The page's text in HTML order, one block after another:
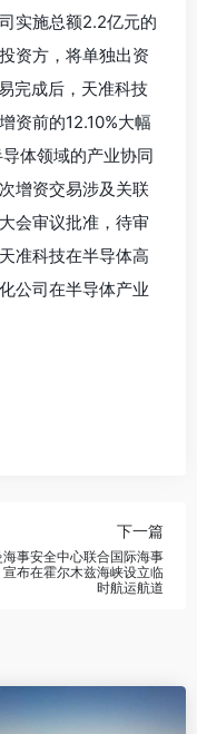
实施总额2.2亿元的
资方，将单独出资
完成后，天准科技
资前的12.10%大幅
体领域的产业协同
增资交易涉及关联
会审议批准，待审
准科技在半导体高
公司在半导体产业
下一篇
海事安全中心联合国际海事
宣布在霍尔木兹海峡设立临
时航运航道